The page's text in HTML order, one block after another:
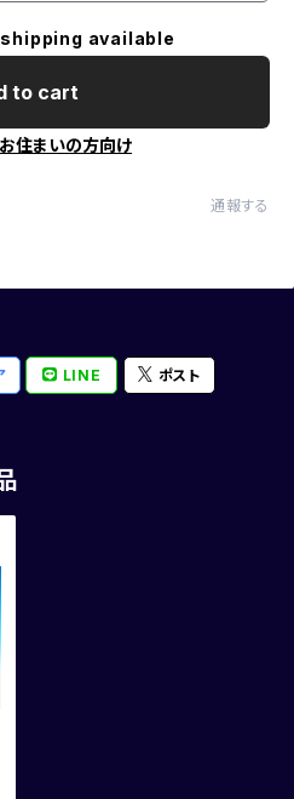
available
to cart
住まいの方向け
通報する
LINE ポスト